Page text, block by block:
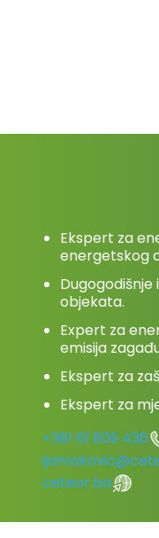
Ekspert za
energetskog
objekata.
Expert za
emisija
Ekspert za
Ekspert za
+381 61 809 436
ceteor.ba